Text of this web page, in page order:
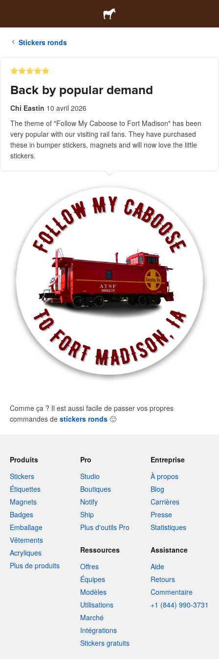
Stickers ronds
Back by popular demand
Chi Eastin 10 avril 2026
The theme of "Follow My Caboose to Fort Madison" has been
very popular with our visiting rail fans. They have purchased
these in bumper stickers, magnets and will now love the little
stickers.
Comme ça ? Il est aussi facile de passer vos propres
commandes de stickers ronds 🙂
Produits
Stickers
Étiquettes
Magnets
Badges
Emballage
Vêtements
Acryliques
Plus de produits
Pro
Studio
Boutiques
Notify
Ship
Plus d'outils Pro
Entreprise
À propos
Blog
Carrières
Presse
Statistiques
Ressources
Offres
Équipes
Modèles
Utilisations
Marché
Intégrations
Stickers gratuits
Assistance
Aide
Retours
Commentaire
+1 (844) 990-3731